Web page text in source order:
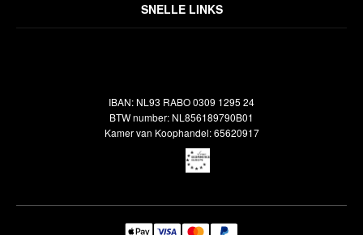
SNELLE LINKS
Inspiratie
Veelgestelde vragen
Verzendbeleid
IBAN: NL93 RABO 0309 1295 24
BTW number: NL856189790B01
Kamer van Koophandel: 65620917